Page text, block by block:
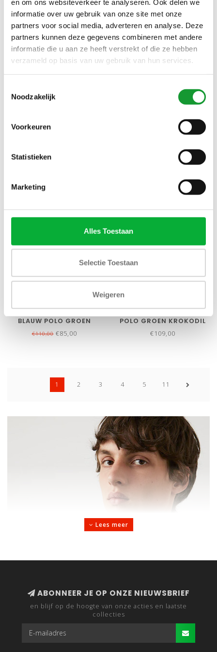
en om ons websiteverkeer te analyseren. Ook delen we
informatie over uw gebruik van onze site met onze
partners voor social media, adverteren en analyse. Deze
partners kunnen deze gegevens combineren met andere
informatie die u aan ze heeft verstrekt of die ze hebben
verzameld op basis van uw gebruik van hun services.
Noodzakelijk
Voorkeuren
Statistieken
Marketing
Alles Toestaan
Selectie Toestaan
Weigeren
SALE-23%
LACOSTE SLIM FIT
GROEN KROKODIL
€110,00
SALE-14%
LACOSTE SLIM FIT WIT
€95,00
LACOSTE SLIM FIT AQUA
BLAUW POLO GROEN
KROKODIL
€110,00€85,00
LACOSTE SLIM FIT ZWART
POLO GROEN KROKODIL
€109,00
1 2 3 4 5 11
Lees meer
ABONNEER JE OP ONZE NIEUWSBRIEF
en blijf op de hoogte van onze acties en laatste
collecties